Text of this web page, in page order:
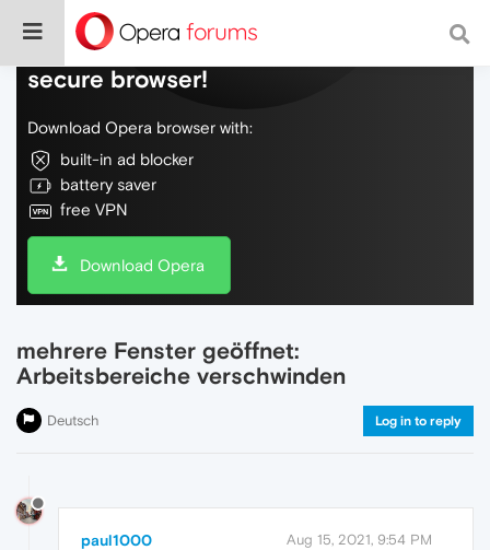
Do more on the web, with a fast and
secure browser!
Download Opera browser with:
built-in ad blocker
battery saver
free VPN
Download Opera
mehrere Fenster geöffnet:
Arbeitsbereiche verschwinden
Deutsch Log in to reply
paul1000 Aug 15, 2021, 9:54 PM